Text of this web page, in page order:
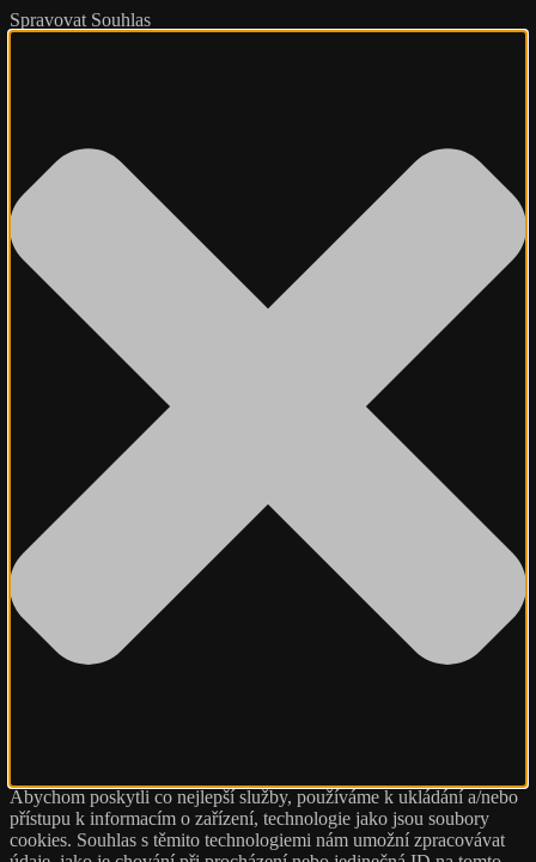
Spravovat Souhlas
Abychom poskytli co nejlepší služby, používáme k ukládání a/nebo
přístupu k informacím o zařízení, technologie jako jsou soubory
cookies. Souhlas s těmito technologiemi nám umožní zpracovávat